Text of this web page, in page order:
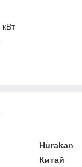
кВт
Hurakan
Китай